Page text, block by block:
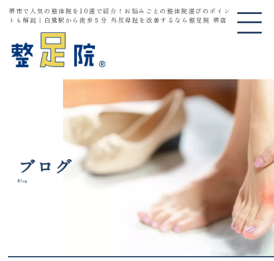
堺市で人気の整体院を10選で紹介！お悩みごとの整体院選びのポイン
トも解説｜白鷺駅から徒歩５分 外反母趾を改善するなら整足院 堺店
ブログ
Blog